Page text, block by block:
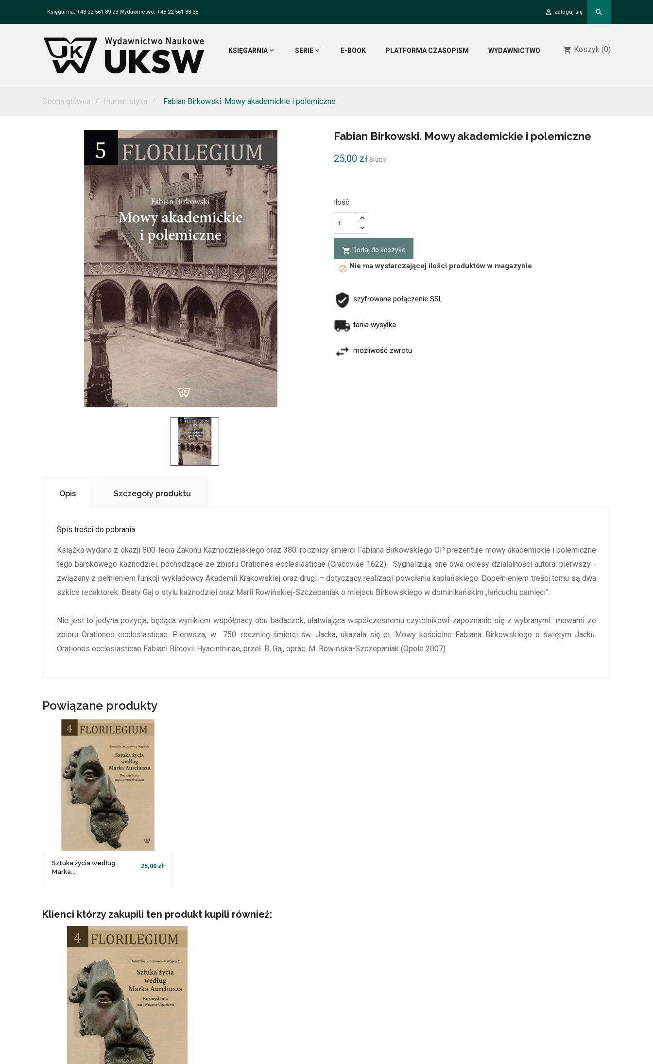
Księgarnia: +48 22 561 89 23 Wydawnictwo: +48 22 561 88 38 search
person_outline Zaloguj się
shopping_cart Koszyk (0)
KSIĘGARNIA SERIE E-BOOK PLATFORMA CZASOPISM WYDAWNICTWO
Strona główna Humanistyka Fabian Birkowski. Mowy akademickie i polemiczne
Fabian Birkowski. Mowy akademickie i polemiczne
25,00 zł Brutto
Ilość
local_grocery_store Dodaj do koszyka
block Nie ma wystarczającej ilości produktów w magazynie
szyfrowane połączenie SSL
tania wysyłka
możliwość zwrotu
Opis Szczegóły produktu
Spis treści do pobrania
Książka wydana z okazji 800-lecia Zakonu Kaznodziejskiego oraz 380. rocznicy śmierci Fabiana Birkowskiego OP prezentuje mowy akademickie i polemiczne
tego barokowego kaznodziei, pochodzące ze zbioru Orationes ecclesiasticae (Cracoviae 1622). Sygnalizują one dwa okresy działalności autora: pierwszy -
związany z pełnieniem funkcji wykładowcy Akademii Krakowskiej oraz drugi – dotyczący realizacji powołania kapłańskiego. Dopełnieniem treści tomu są dwa
szkice redaktorek: Beaty Gaj o stylu kaznodziei oraz Marii Rowińskiej-Szczepaniak o miejscu Birkowskiego w dominikańskim „łańcuchu pamięci”.
Nie jest to jedyna pozycja, będąca wynikiem współpracy obu badaczek, ułatwiająca współczesnemu czytelnikowi zapoznanie się z wybranymi mowami ze
zbioru Orationes ecclesiasticae. Pierwsza, w 750. rocznicę śmierci św. Jacka, ukazała się pt. Mowy kościelne Fabiana Birkowskiego o świętym Jacku.
Orationes ecclesiasticae Fabiani Bircovii Hyacinthinae, przeł. B. Gaj, oprac. M. Rowińska-Szczepaniak (Opole 2007).
Powiązane produkty
Sztuka życia według
Marka...
25,00 zł
Klienci którzy zakupili ten produkt kupili również: